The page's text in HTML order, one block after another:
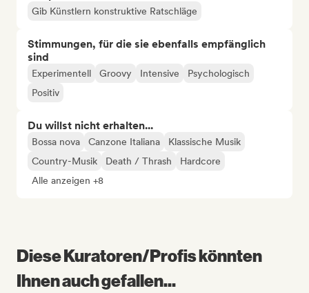
Gib Künstlern konstruktive Ratschläge
Stimmungen, für die sie ebenfalls empfänglich
sind
Experimentell Groovy Intensive
Psychologisch
Positiv
Du willst nicht erhalten...
Bossa nova Canzone Italiana
Klassische Musik
Country-Musik
Death / Thrash
Hardcore
Alle anzeigen +8
Diese Kuratoren/Profis könnten
Ihnen auch gefallen...